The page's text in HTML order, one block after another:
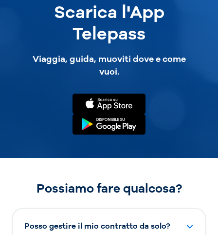
Scarica l'App
Telepass
Viaggia, guida, muoviti dove e come
vuoi.
Possiamo fare qualcosa?
Posso gestire il mio contratto da solo?